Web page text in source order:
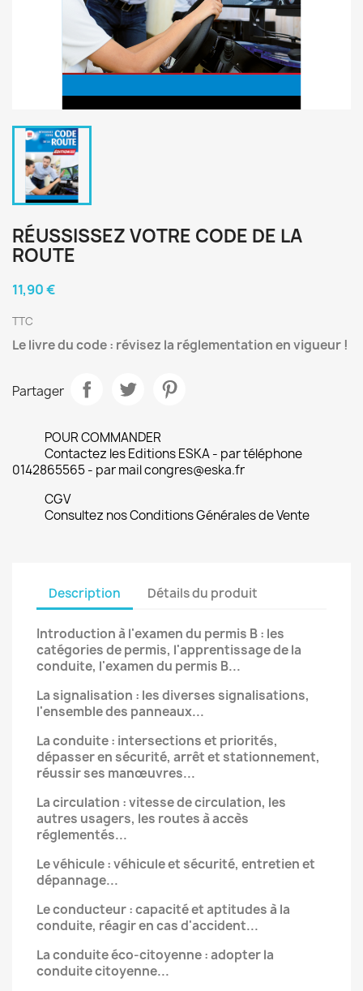
RÉUSSISSEZ VOTRE CODE DE LA
ROUTE
11,90 €
TTC
Le livre du code : révisez la réglementation en vigueur !
Partager
POUR COMMANDER
Contactez les Editions ESKA - par téléphone
0142865565 - par mail congres@eska.fr
CGV
Consultez nos Conditions Générales de Vente
Description Détails du produit
Introduction à l'examen du permis B : les
catégories de permis, l'apprentissage de la
conduite, l'examen du permis B...
La signalisation : les diverses signalisations,
l'ensemble des panneaux...
La conduite : intersections et priorités,
dépasser en sécurité, arrêt et stationnement,
réussir ses manœuvres...
La circulation : vitesse de circulation, les
autres usagers, les routes à accès
réglementés...
Le véhicule : véhicule et sécurité, entretien et
dépannage...
Le conducteur : capacité et aptitudes à la
conduite, réagir en cas d'accident...
La conduite éco-citoyenne : adopter la
conduite citoyenne...